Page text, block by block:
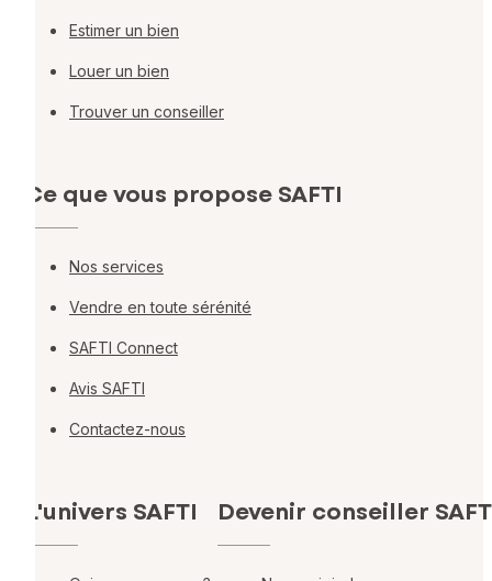
Estimer un bien
Louer un bien
Trouver un conseiller
Ce que vous propose SAFTI
Nos services
Vendre en toute sérénité
SAFTI Connect
Avis SAFTI
Contactez-nous
L'univers SAFTI Devenir conseiller